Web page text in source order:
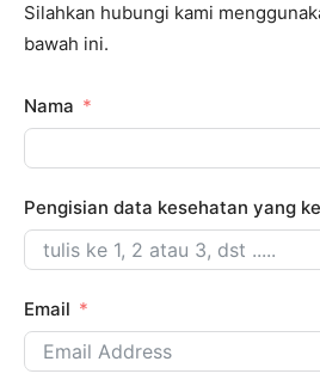
Silahkan hubungi kami
bawah ini.
Nama
Pengisian data kesehatan yang
Email